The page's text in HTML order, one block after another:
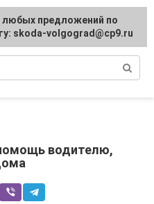
водителю,
любых предложений по
skoda-volgograd@cp9.ru